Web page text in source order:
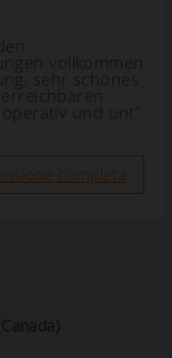
vollkommen
sehr schönes
und unt”
completa